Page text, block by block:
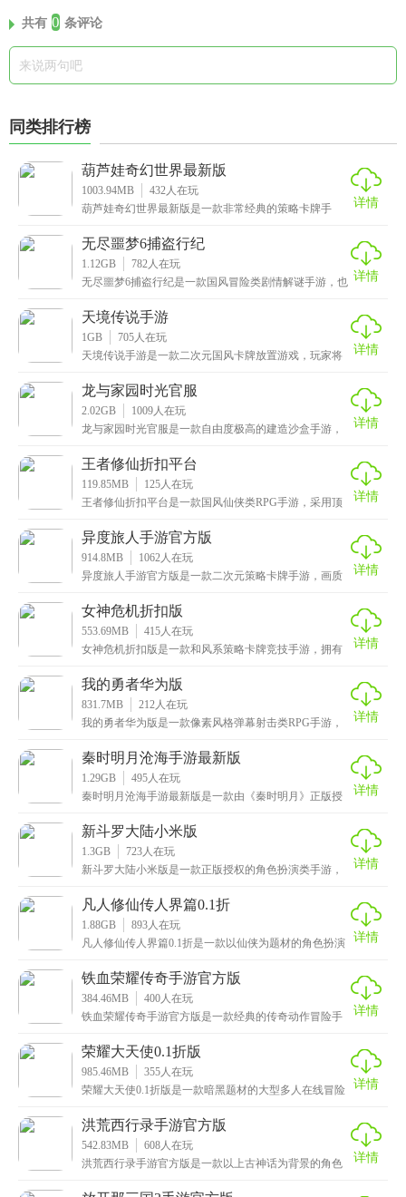
共有 0 条评论
同类排行榜
葫芦娃奇幻世界最新版
1003.94MB 432 人在玩
葫芦娃奇幻世界最新版是一款非常经典的策略卡牌手
还原了
详情
无尽噩梦6捕盗行纪
1.12GB 782 人在玩
无尽噩梦6捕盗行纪是一款国风冒险类剧情解谜手游，也
景
详情
天境传说手游
1GB 705 人在玩
天境传说手游是一款二次元国风卡牌放置游戏，玩家将
结伴
详情
龙与家园时光官服
2.02GB 1009 人在玩
龙与家园时光官服是一款自由度极高的建造沙盒手游，
手。在
详情
王者修仙折扣平台
119.85MB 125 人在玩
王者修仙折扣平台是一款国风仙侠类RPG手游，采用顶
详情
异度旅人手游官方版
914.8MB 1062 人在玩
异度旅人手游官方版是一款二次元策略卡牌手游，画质
角色
详情
女神危机折扣版
553.69MB 415 人在玩
女神危机折扣版是一款和风系策略卡牌竞技手游，拥有
多风
详情
我的勇者华为版
831.7MB 212 人在玩
我的勇者华为版是一款像素风格弹幕射击类RPG手游，
验。
详情
秦时明月沧海手游最新版
1.29GB 495 人在玩
秦时明月沧海手游最新版是一款由《秦时明月》正版授
情、
详情
新斗罗大陆小米版
1.3GB 723 人在玩
新斗罗大陆小米版是一款正版授权的角色扮演类手游，
详情
凡人修仙传人界篇0.1折
1.88GB 893 人在玩
凡人修仙传人界篇0.1折是一款以仙侠为题材的角色扮演
详情
铁血荣耀传奇手游官方版
384.46MB 400 人在玩
铁血荣耀传奇手游官方版是一款经典的传奇动作冒险手
进行
详情
荣耀大天使0.1折版
985.46MB 355 人在玩
荣耀大天使0.1折版是一款暗黑题材的大型多人在线冒险
详情
洪荒西行录手游官方版
542.83MB 608 人在玩
洪荒西行录手游官方版是一款以上古神话为背景的角色
角色
详情